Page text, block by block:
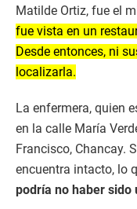
Matilde Ortiz, fue el
fue vista en un
Desde entonces, ni
localizarla.
La enfermera, quien
en la calle María
Francisco, Chancay.
encuentra intacto, lo
podría no haber sido